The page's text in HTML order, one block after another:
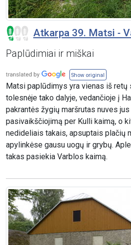
Atkarpa 39. Matsi -
Paplūdimiai ir miškai
Show original
Matsi paplūdimys yra vienas iš retų
tolesnėje tako dalyje, vedančioje į
pakrantės žygių maršrutas nuves
pasivaikščiojimą per Kulli kaimą, o
nedideliais takais, apsuptais plačių
apylinkėse gausu uogų ir grybų.
takas pasiekia Varblos kaimą.